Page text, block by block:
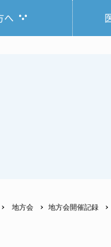
へ
地方会
地方会開催記録